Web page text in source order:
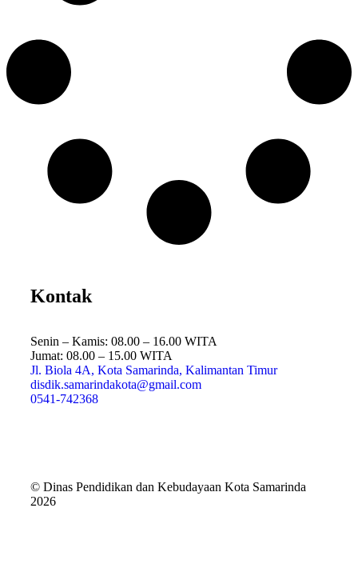
Kontak
Senin – Kamis: 08.00 – 16.00 WITA
Jumat: 08.00 – 15.00 WITA
Jl. Biola 4A, Kota Samarinda, Kalimantan Timur
disdik.samarindakota@gmail.com
0541-742368
© Dinas Pendidikan dan Kebudayaan Kota Samarinda
2026